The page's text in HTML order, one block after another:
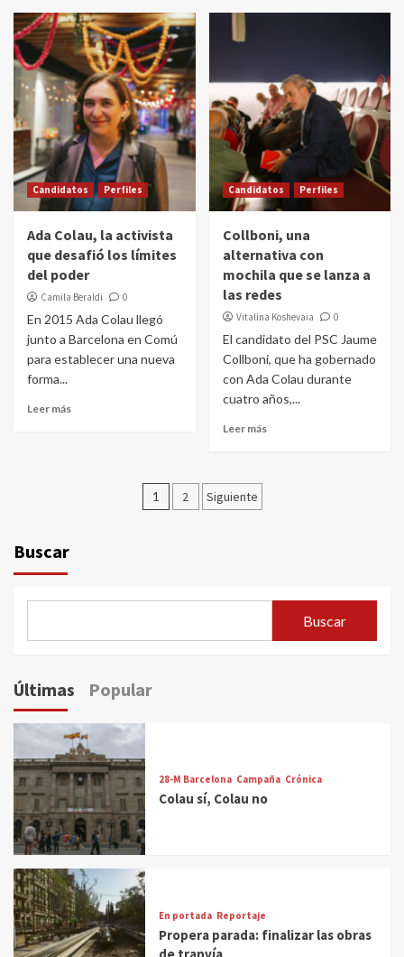
Candidatos Perfiles
Ada Colau, la activista
que desafió los límites
del poder
Camila Beraldi 0
En 2015 Ada Colau llegó
junto a Barcelona en Comú
para establecer una nueva
forma...
Leer más
Candidatos Perfiles
Collboni, una
alternativa con
mochila que se lanza a
las redes
Vitalina Koshevaia 0
El candidato del PSC Jaume
Collboni, que ha gobernado
con Ada Colau durante
cuatro años,...
Leer más
Paginación
1 2 Siguiente
Buscar
Buscar
Últimas Popular
28-M Barcelona Campaña Crónica
Colau sí, Colau no
En portada Reportaje
Propera parada: finalizar las obras